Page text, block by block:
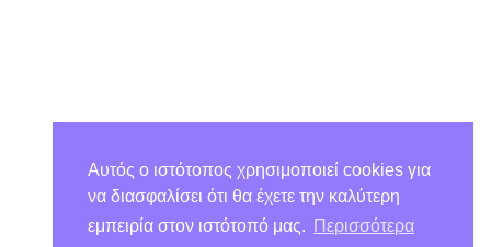
Αυτός ο ιστότοπος χρησιμοποιεί cookies για
να διασφαλίσει ότι θα έχετε την καλύτερη
εμπειρία στον ιστότοπό μας.
Περισσότερα